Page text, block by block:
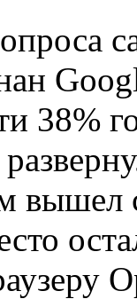
38%
вышел